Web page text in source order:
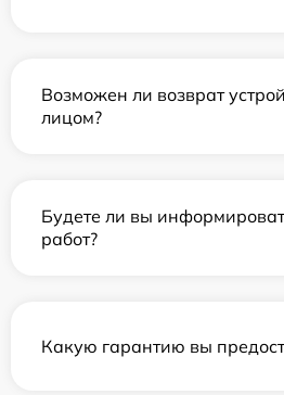
Возможен ли возврат
лицом?
Будете ли вы
работ?
Какую гарантию вы